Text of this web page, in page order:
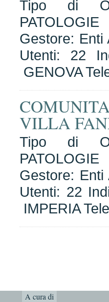
Tipo di
Gestore: Enti
Utenti: 22
GENOVA
VILLA
Tipo di
Gestore:
Utenti: 22
IMPERIA
A cura di